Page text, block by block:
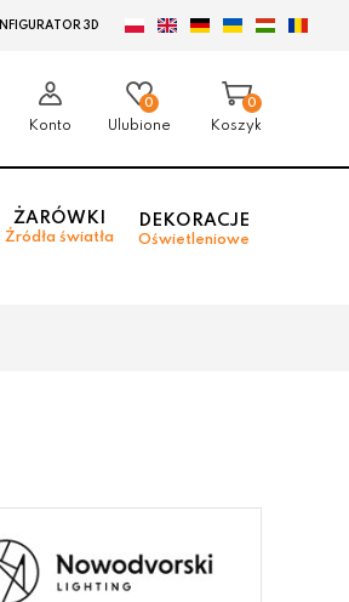
3D
Konto
0
Ulubione
0
Koszyk
ŻARÓWKI
Źródła światła
DEKORACJE
Oświetleniowe